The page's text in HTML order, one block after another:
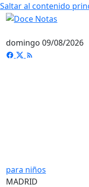
Saltar al contenido
domingo 09/08/2026
para niños
MADRID